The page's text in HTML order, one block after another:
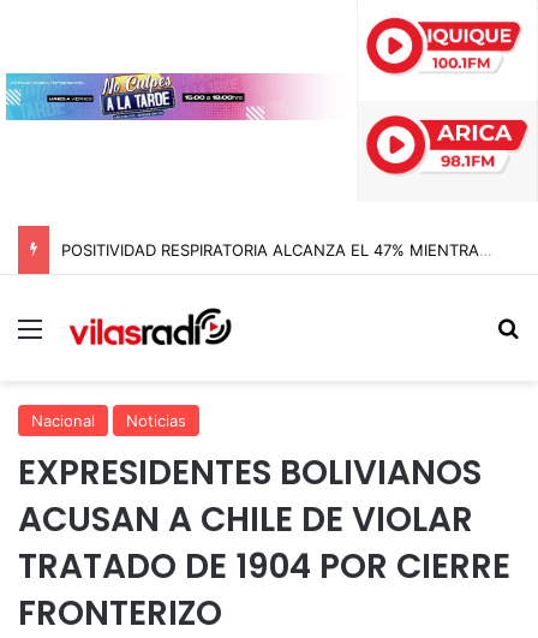
POSITIVIDAD RESPIRATORIA ALCANZA EL 47% MIENTRAS EL RINOVIRUS LIDERARÁ LOS CONTAGIOS
Menú
Nacional Noticias
EXPRESIDENTES BOLIVIANOS
ACUSAN A CHILE DE VIOLAR
TRATADO DE 1904 POR CIERRE
FRONTERIZO